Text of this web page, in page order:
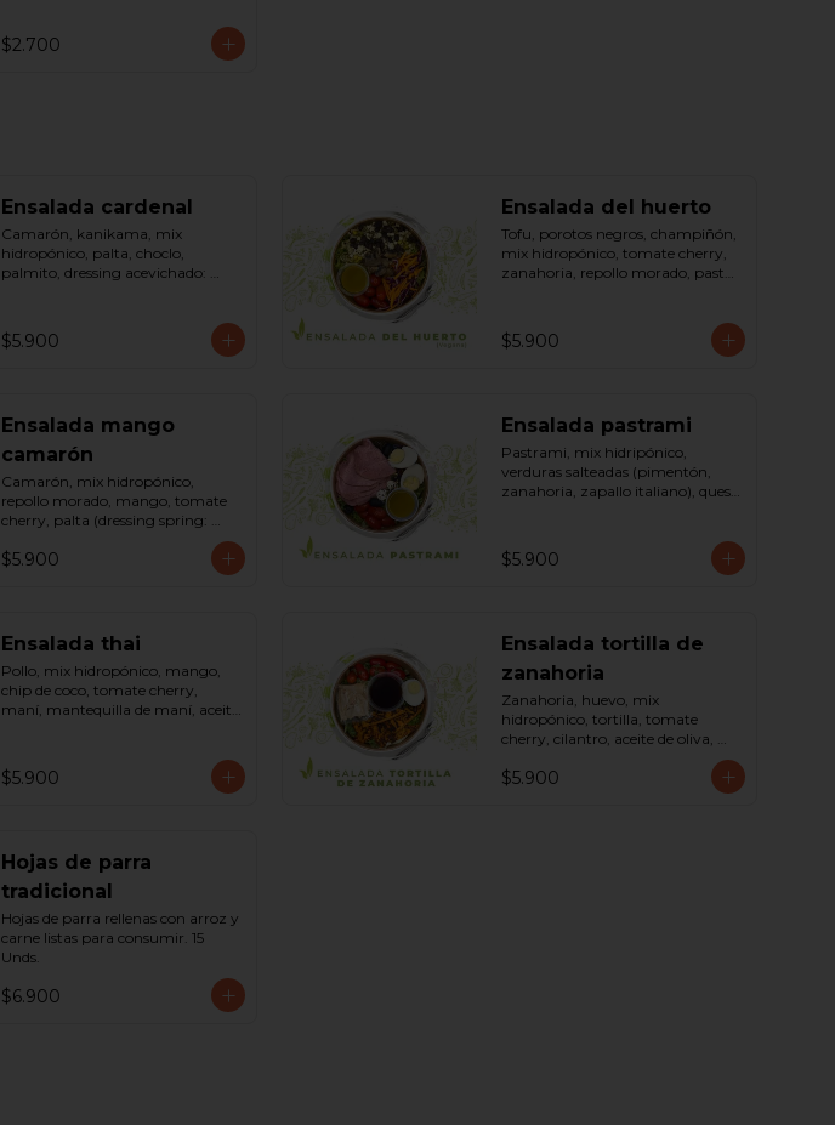
$2.700
Ensalada cardenal
Camarón, kanikama, mix
hidropónico, palta, choclo,
palmito, dressing acevichado:
negra y sal). Bowl.
$5.900
Ensalada del huerto
Tofu, porotos negros, champiñón,
mix hidropónico, tomate cherry,
zanahoria, repollo morado, pasta
dressing: vinagreta, mostaza
(vinagre blanco, mostaza,
$5.900
Ensalada mango
camarón
Camarón, mix hidropónico,
repollo morado, mango, tomate
cherry, palta (dressing spring:
salsa de soya, azúcar, limón, aceite
de sésamo). Bowl.
$5.900
Ensalada pastrami
Pastrami, mix hidripónico,
verduras salteadas (pimentón,
zanahoria, zapallo italiano), queso
mostaza (vinagre de vino blanco,
azúcar, mostaza). Bowl.
$5.900
Ensalada thai
Pollo, mix hidropónico, mango,
chip de coco, tomate cherry,
maní, mantequilla de maní, aceite
Bowl.
$5.900
Ensalada tortilla de
zanahoria
Zanahoria, huevo, mix
hidropónico, tortilla, tomate
cherry, cilantro, aceite de oliva,
maní, sal, pimienta negra dressing
spring montaza (salsa de soya,
azúcar, limón, aceite de sésamo y
$5.900
Hojas de parra
tradicional
Hojas de parra rellenas con arroz y
carne listas para consumir. 15
Unds.
$6.900